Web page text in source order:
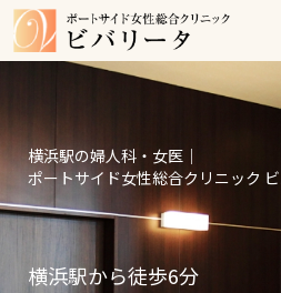
横浜駅の婦人科・女医｜
ポートサイド女性総合クリニック
横浜駅から徒歩6分